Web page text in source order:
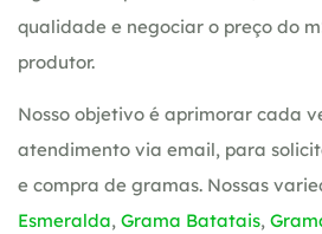
qualidade e negociar o preço do
produtor.
Nosso objetivo é aprimorar cada
atendimento via email, para
e compra de gramas. Nossas
Esmeralda, Grama Batatais,